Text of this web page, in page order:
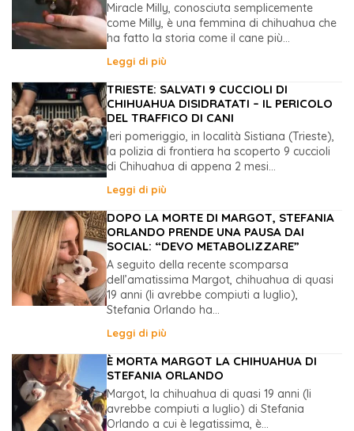
Miracle Milly, conosciuta semplicemente
come Milly, è una femmina di chihuahua che
ha fatto la storia come il cane più...
Leggi di più
TRIESTE: SALVATI 9 CUCCIOLI DI
CHIHUAHUA DISIDRATATI – IL PERICOLO
DEL TRAFFICO DI CANI
Ieri pomeriggio, in località Sistiana (Trieste),
la polizia di frontiera ha scoperto 9 cuccioli
di Chihuahua di appena 2 mesi...
Leggi di più
DOPO LA MORTE DI MARGOT, STEFANIA
ORLANDO PRENDE UNA PAUSA DAI
SOCIAL: “DEVO METABOLIZZARE”
A seguito della recente scomparsa
dell’amatissima Margot, chihuahua di quasi
19 anni (li avrebbe compiuti a luglio),
Stefania Orlando ha...
Leggi di più
È MORTA MARGOT LA CHIHUAHUA DI
STEFANIA ORLANDO
Margot, la chihuahua di quasi 19 anni (li
avrebbe compiuti a luglio) di Stefania
Orlando a cui è legatissima, è...